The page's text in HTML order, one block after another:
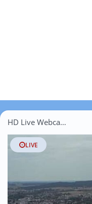
HD Live Webcams Ittelshofen
LIVE